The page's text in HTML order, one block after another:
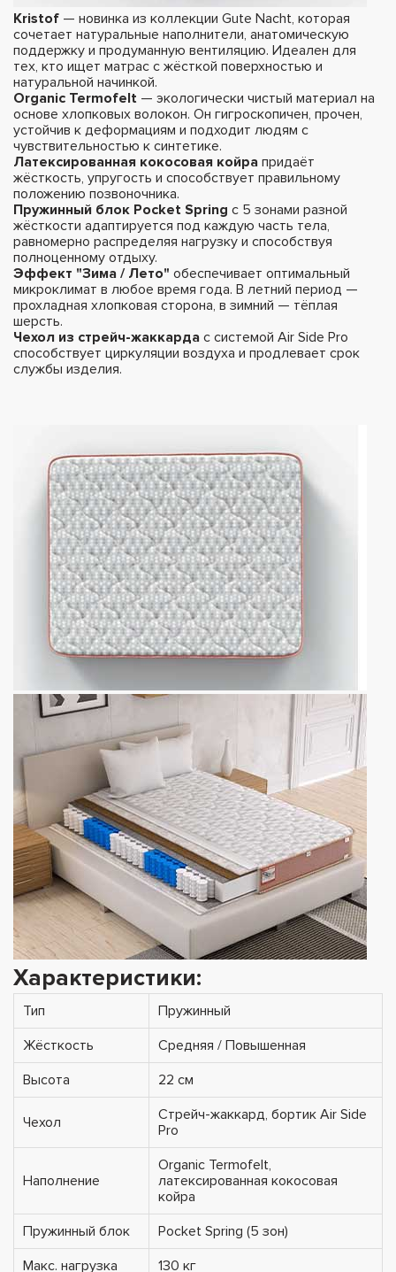
Kristof — новинка из коллекции Gute Nacht, которая
сочетает натуральные наполнители, анатомическую
поддержку и продуманную вентиляцию. Идеален для
тех, кто ищет матрас с жёсткой поверхностью и
натуральной начинкой.
Organic Termofelt — экологически чистый материал на
основе хлопковых волокон. Он гигроскопичен, прочен,
устойчив к деформациям и подходит людям с
чувствительностью к синтетике.
Латексированная кокосовая койра придаёт
жёсткость, упругость и способствует правильному
положению позвоночника.
Пружинный блок Pocket Spring с 5 зонами разной
жёсткости адаптируется под каждую часть тела,
равномерно распределяя нагрузку и способствуя
полноценному отдыху.
Эффект "Зима / Лето" обеспечивает оптимальный
микроклимат в любое время года. В летний период —
прохладная хлопковая сторона, в зимний — тёплая
шерсть.
Чехол из стрейч-жаккарда с системой Air Side Pro
способствует циркуляции воздуха и продлевает срок
службы изделия.
Характеристики:
Тип
Пружинный
Жёсткость
Средняя / Повышенная
Высота
22 см
Чехол
Стрейч-жаккард, бортик Air Side
Pro
Наполнение
Organic Termofelt,
латексированная кокосовая
койра
Пружинный блок
Pocket Spring (5 зон)
Макс. нагрузка
130 кг